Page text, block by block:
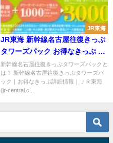
JR東海
JR東海 新幹線名古屋往復きっぷ
タワーズパック お得なきっぷ 買
い方・使い方・食事券利用可能
施設をご紹介！
新幹線名古屋往復きっぷタワーズパックと
は？ 新幹線名古屋往復きっぷタワーズパ
ック｜お得なきっぷ詳細情報｜ＪＲ東海
(jr-central.c...